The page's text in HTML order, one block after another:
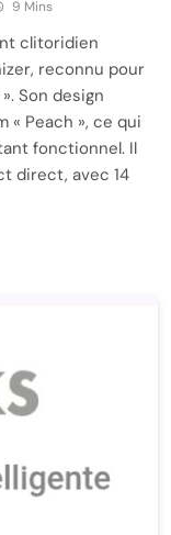
9 Mins
clitoridien
reconnu pour
Son design
« Peach », ce qui
fonctionnel. Il
direct, avec 14